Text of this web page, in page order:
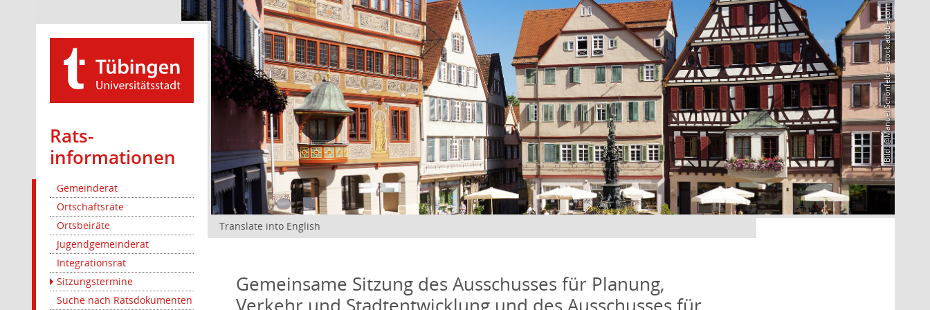
Rats­
informationen
Gemeinderat
Ortschaftsräte
Ortsbeiräte
Jugendgemeinderat
Integrationsrat
Sitzungstermine
Suche nach Ratsdokumenten
Bild: @Manuel Schönfeld – stock.adobe.com
Translate into English
Gemeinsame Sitzung des Ausschusses für Planung,